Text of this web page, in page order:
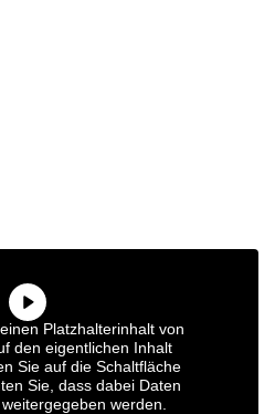
Platzhalterinhalt von
den eigentlichen Inhalt
Sie auf die Schaltfläche
Sie, dass dabei Daten
werden.